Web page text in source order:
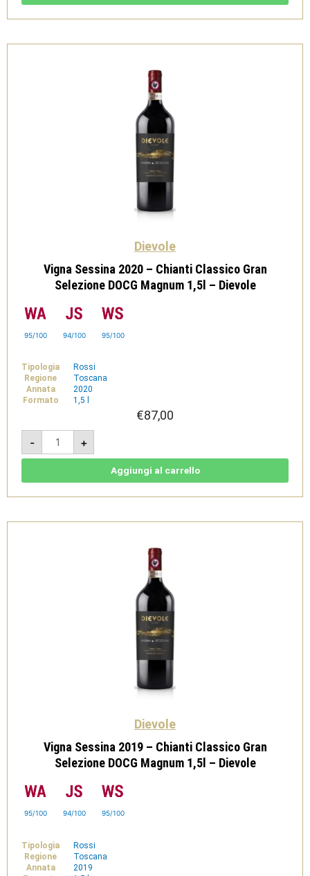
-
Dievole
Vigna Sessina 2020 – Chianti Classico Gran
Selezione DOCG Magnum 1,5l – Dievole
95/100 94/100 95/100
Tipologia
Rossi
Regione
Toscana
Annata
2020
Formato
1,5 l
€87,00
-
Vigna
Sessina
2020
-
Selezione
1,5l
+
Aggiungi al carrello
Dievole
Vigna Sessina 2019 – Chianti Classico Gran
Selezione DOCG Magnum 1,5l – Dievole
95/100 94/100 95/100
Tipologia
Rossi
Regione
Toscana
Annata
2019